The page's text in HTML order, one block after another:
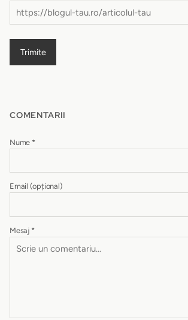
Trimite
COMENTARII
Nume *
Email (opțional)
Mesaj *